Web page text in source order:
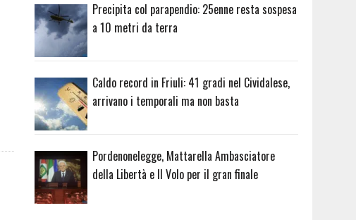
Precipita col parapendio: 25enne resta sospesa
a 10 metri da terra
Caldo record in Friuli: 41 gradi nel Cividalese,
arrivano i temporali ma non basta
Pordenonelegge, Mattarella Ambasciatore
della Libertà e Il Volo per il gran finale